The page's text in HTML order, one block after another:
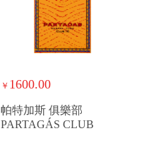
￥ 1600.00
帕特加斯 俱樂部
PARTAGÁS CLUB